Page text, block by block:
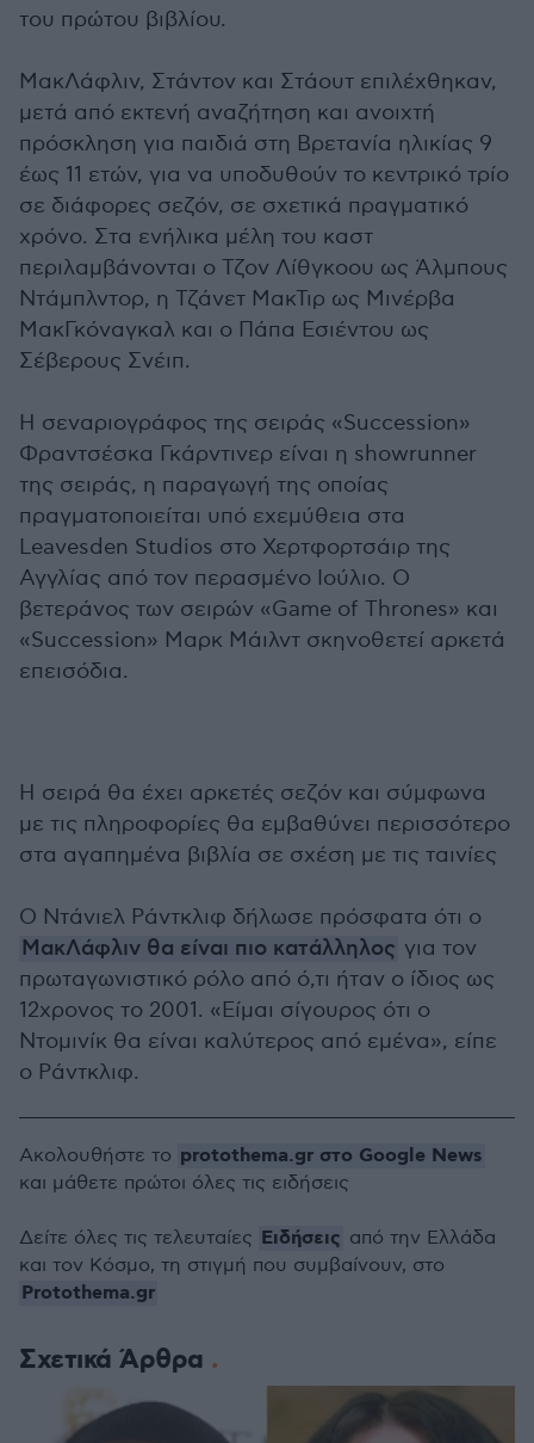
του πρώτου βιβλίου.
ΜακΛάφλιν, Στάντον και Στάουτ επιλέχθηκαν,
μετά από εκτενή αναζήτηση και ανοιχτή
πρόσκληση για παιδιά στη Βρετανία ηλικίας 9
έως 11 ετών, για να υποδυθούν το κεντρικό τρίο
σε διάφορες σεζόν, σε σχετικά πραγματικό
χρόνο. Στα ενήλικα μέλη του καστ
περιλαμβάνονται ο Τζον Λίθγκοου ως Άλμπους
Ντάμπλντορ, η Τζάνετ ΜακΤιρ ως Μινέρβα
ΜακΓκόναγκαλ και ο Πάπα Εσιέντου ως
Σέβερους Σνέιπ.
Η σεναριογράφος της σειράς «Succession»
Φραντσέσκα Γκάρντινερ είναι η showrunner
της σειράς, η παραγωγή της οποίας
πραγματοποιείται υπό εχεμύθεια στα
Leavesden Studios στο Χερτφορτσάιρ της
Αγγλίας από τον περασμένο Ιούλιο. Ο
βετεράνος των σειρών «Game of Thrones» και
«Succession» Μαρκ Μάιλντ σκηνοθετεί αρκετά
επεισόδια.
Η σειρά θα έχει αρκετές σεζόν και σύμφωνα
με τις πληροφορίες θα εμβαθύνει περισσότερο
στα αγαπημένα βιβλία σε σχέση με τις ταινίες
Ο Ντάνιελ Ράντκλιφ δήλωσε πρόσφατα ότι ο
ΜακΛάφλιν θα είναι πιο κατάλληλος για τον
πρωταγωνιστικό ρόλο από ό,τι ήταν ο ίδιος ως
12χρονος το 2001. «Είμαι σίγουρος ότι ο
Ντομινίκ θα είναι καλύτερος από εμένα», είπε
ο Ράντκλιφ.
Σχετικά Άρθρα
Ακολουθήστε το protothema.gr στο Google News
και μάθετε πρώτοι όλες τις ειδήσεις
Δείτε όλες τις τελευταίες Ειδήσεις από την Ελλάδα
και τον Κόσμο, τη στιγμή που συμβαίνουν, στο
Protothema.gr